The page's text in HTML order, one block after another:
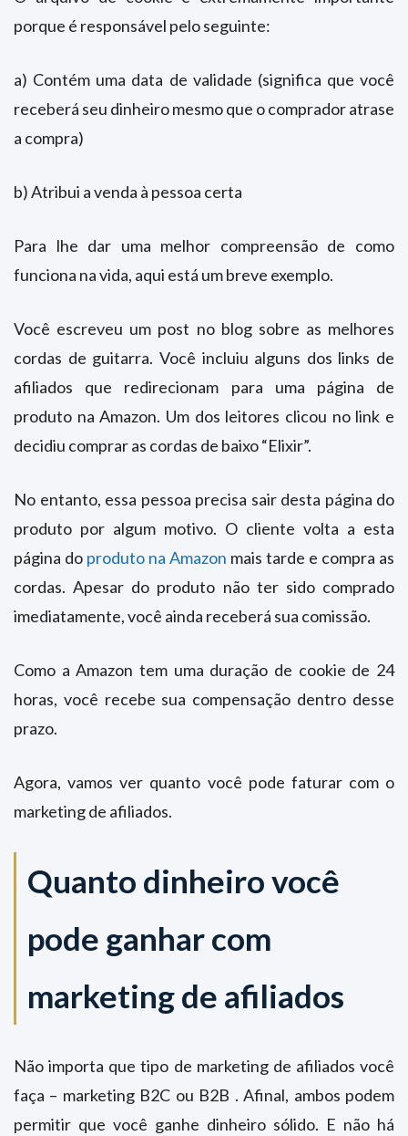
porque é responsável pelo seguinte:
a) Contém uma data de validade (significa que você
receberá seu dinheiro mesmo que o comprador atrase
a compra)
b) Atribui a venda à pessoa certa
Para lhe dar uma melhor compreensão de como
funciona na vida, aqui está um breve exemplo.
Você escreveu um post no blog sobre as melhores
cordas de guitarra. Você incluiu alguns dos links de
afiliados que redirecionam para uma página de
produto na Amazon. Um dos leitores clicou no link e
decidiu comprar as cordas de baixo “Elixir”.
No entanto, essa pessoa precisa sair desta página do
produto por algum motivo. O cliente volta a esta
página do produto na Amazon mais tarde e compra as
cordas. Apesar do produto não ter sido comprado
imediatamente, você ainda receberá sua comissão.
Como a Amazon tem uma duração de cookie de 24
horas, você recebe sua compensação dentro desse
prazo.
Agora, vamos ver quanto você pode faturar com o
marketing de afiliados.
Quanto dinheiro você
pode ganhar com
marketing de afiliados
Não importa que tipo de marketing de afiliados você
faça – marketing B2C ou B2B . Afinal, ambos podem
permitir que você ganhe dinheiro sólido. E não há